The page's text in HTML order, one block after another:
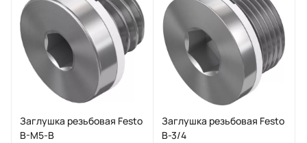
Заглушка резьбовая Festo
B-M5-B
Заглушка резьбовая Festo
B-3/4